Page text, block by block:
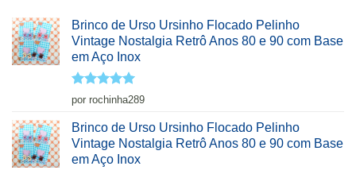
Brinco de Urso Ursinho Flocado Pelinho
Vintage Nostalgia Retrô Anos 80 e 90 com Base
em Aço Inox
Avaliação5
de 5
por rochinha289
Brinco de Urso Ursinho Flocado Pelinho
Vintage Nostalgia Retrô Anos 80 e 90 com Base
em Aço Inox